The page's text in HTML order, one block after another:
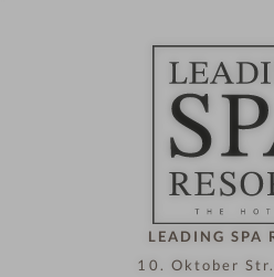
LEADING SPA
10. Oktober